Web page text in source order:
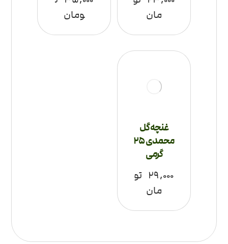
مان
ومان
غنچه گل
محمدی 25
گرمی
۲۹,۰۰۰ تو
مان